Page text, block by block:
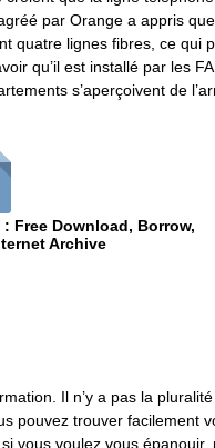
par Orange a appris
quatre lignes fibres, ce qui
qu’il est installé par les
s’aperçoivent de
Free Download, Borrow,
Archive
Il n’y a pas la
pouvez trouver facilement
vous voulez vous